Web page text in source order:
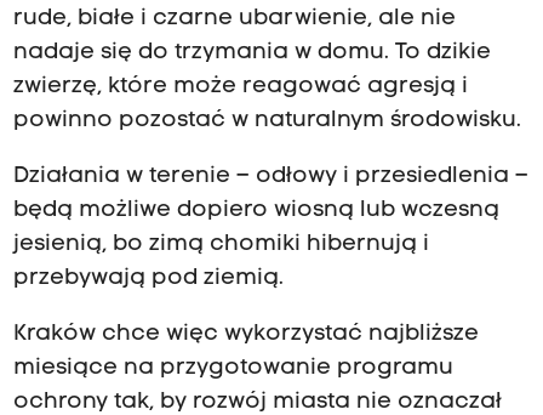
rude, białe i czarne ubarwienie, ale nie
nadaje się do trzymania w domu. To dzikie
zwierzę, które może reagować agresją i
powinno pozostać w naturalnym środowisku.
Działania w terenie – odłowy i przesiedlenia –
będą możliwe dopiero wiosną lub wczesną
jesienią, bo zimą chomiki hibernują i
przebywają pod ziemią.
Kraków chce więc wykorzystać najbliższe
miesiące na przygotowanie programu
ochrony tak, by rozwój miasta nie oznaczał